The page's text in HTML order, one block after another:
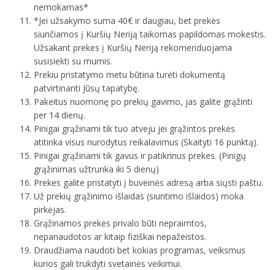
nemokamas*
*Jei užsakymo suma 40€ ir daugiau, bet prekės
siunčiamos į Kuršių Neriją taikomas papildomas mokestis.
Užsakant prekes į Kuršių Neriją rekomenduojama
susisiekti su mumis.
Prekiu pristatymo metu būtina turėti dokumentą
patvirtinanti Jūsų tapatybę.
Pakeitus nuomonę po prekių gavimo, jas galite grąžinti
per 14 dienų.
Pinigai grąžinami tik tuo atveju jei grąžintos prekės
atitinka visus nurodytus reikalavimus (Skaityti 16 punktą).
Pinigai grąžinami tik gavus ir patikrinus prekes. (Pinigų
grąžinimas užtrunka iki 5 dienų)
Prekes galite pristatyti į buveinės adresą arba siųsti paštu.
Už prekių grąžinimo išlaidas (siuntimo išlaidos) moka
pirkėjas.
Grąžinamos prekės privalo būti nepraimtos,
nepanaudotos ar kitaip fiziškai nepažeistos.
Draudžiama naudoti bet kokias programas, veiksmus
kurios gali trukdyti svetainės veikimui.